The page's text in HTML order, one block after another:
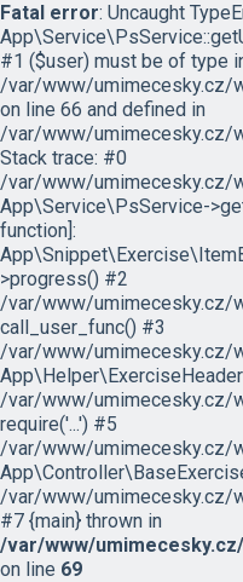
Fatal error: Uncaught
#1 ($user) must be of type
/var/www/umimecesky.cz/
on line 66 and defined in
/var/www/umimecesky.cz/
Stack trace: #0
/var/www/umimecesky.cz/
App\Service\PsService-
function]:
>progress() #2
/var/www/umimecesky.cz/
call_user_func() #3
/var/www/umimecesky.cz/
/var/www/umimecesky.cz/
require('...') #5
/var/www/umimecesky.cz/
/var/www/umimecesky.cz/
#7 {main} thrown in
/var/www/
on line 69